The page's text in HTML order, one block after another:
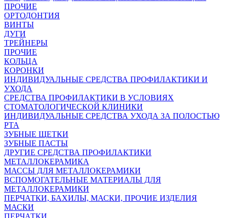
ПРОЧИЕ
ОРТОДОНТИЯ
ВИНТЫ
ДУГИ
ТРЕЙНЕРЫ
ПРОЧИЕ
КОЛЬЦА
КОРОНКИ
ИНДИВИДУАЛЬНЫЕ СРЕДСТВА ПРОФИЛАКТИКИ И
УХОДА
СРЕДСТВА ПРОФИЛАКТИКИ В УСЛОВИЯХ
СТОМАТОЛОГИЧЕСКОЙ КЛИНИКИ
ИНДИВИДУАЛЬНЫЕ СРЕДСТВА УХОДА ЗА ПОЛОСТЬЮ
РТА
ЗУБНЫЕ ЩЕТКИ
ЗУБНЫЕ ПАСТЫ
ДРУГИЕ СРЕДСТВА ПРОФИЛАКТИКИ
МЕТАЛЛОКЕРАМИКА
МАССЫ ДЛЯ МЕТАЛЛОКЕРАМИКИ
ВСПОМОГАТЕЛЬНЫЕ МАТЕРИАЛЫ ДЛЯ
МЕТАЛЛОКЕРАМИКИ
ПЕРЧАТКИ, БАХИЛЫ, МАСКИ, ПРОЧИЕ ИЗДЕЛИЯ
МАСКИ
ПЕРЧАТКИ